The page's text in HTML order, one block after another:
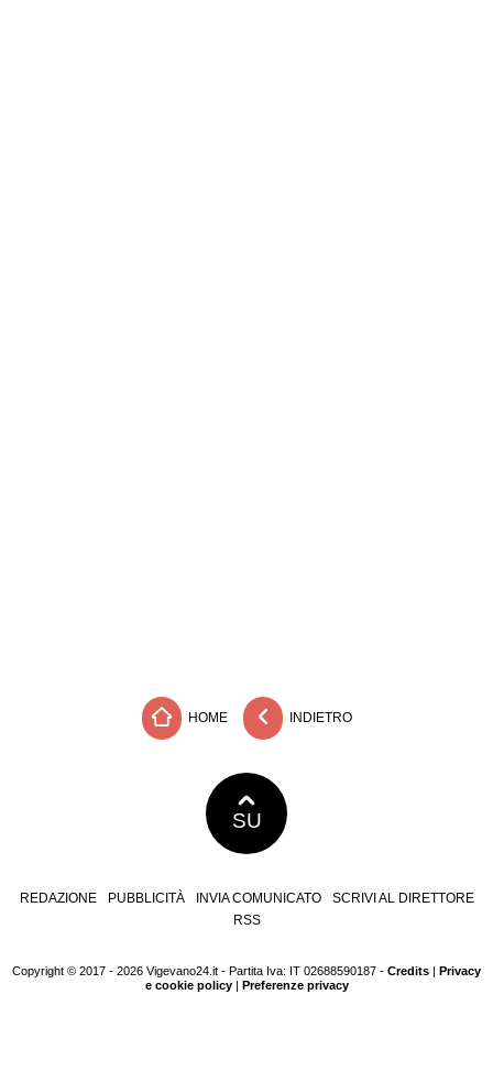
HOME INDIETRO
SU
REDAZIONE PUBBLICITÀ INVIA COMUNICATO
SCRIVI AL DIRETTORE
RSS
Copyright © 2017 - 2026 Vigevano24.it - Partita Iva: IT 02688590187 - Credits
Privacy
e cookie policy| Preferenze privacy